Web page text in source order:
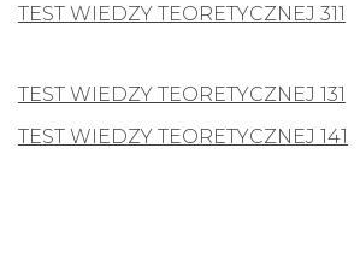
TEST WIEDZY TEORETYCZNEJ 311
TEST WIEDZY TEORETYCZNEJ 131
TEST WIEDZY TEORETYCZNEJ 141